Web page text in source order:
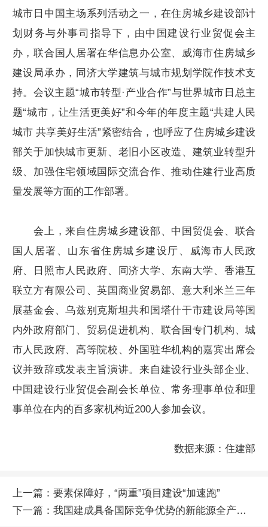
城市日中国主场系列活动之一，在住房城乡建设部计
划财务与外事司指导下，由中国建设行业贸促会主
办，联合国人居署在华信息办公室、威海市住房城乡
建设局承办，同济大学建筑与城市规划学院作技术支
持。会议主题“城市转型·产业合作”与世界城市日总主
题“城市，让生活更美好”和今年的年度主题“共建人民
城市 共享美好生活”紧密结合，也呼应了住房城乡建设
部关于加快城市更新、老旧小区改造、建筑业转型升
级、加强住宅领域国际交流合作、推动住建行业高质
量发展等方面的工作部署。
会上，来自住房城乡建设部、中国贸促会、联合
国人居署、山东省住房城乡建设厅、威海市人民政
府、日照市人民政府、同济大学、东南大学、香港互
联立方有限公司、英国商业贸易部、意大利米兰三年
展基金会、乌兹别克斯坦共和国塔什干市建设局等国
内外政府部门、贸易促进机构、联合国专门机构、城
市人民政府、高等院校、外国驻华机构的嘉宾出席会
议并致辞或发表主旨演讲。来自建设行业头部企业、
中国建设行业贸促会副会长单位、常务理事单位和理
事单位在内的百多家机构近200人参加会议。
数据来源：住建部
上一篇： 要素保障好，“两重”项目建设“加速跑”
下一篇： 我国建成具备国际竞争优势的新能源全产业链体系